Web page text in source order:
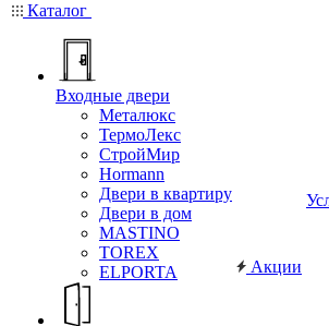
Каталог
Входные двери
Металюкс
ТермоЛекс
СтройМир
Hormann
Двери в квартиру
Двери в дом
MASTINO
TOREX
ELPORTA
Акции